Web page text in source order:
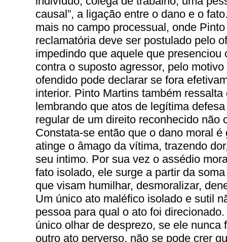
causal”, a ligação entre o dano e o
mais no campo processual, onde
reclamatória deve ser postulado pelo
impedindo que aquele que
contra o suposto agressor, pelo
ofendido pode declarar se fora
interior. Pinto Martins também ressalta
lembrando que atos de legítima
regular de um direito reconhecido
Constata-se então que o dano moral
atinge o âmago da vítima, trazendo
seu intimo. Por sua vez o assédio
fato isolado, ele surge a partir da
que visam humilhar, desmoralizar,
Um único ato maléfico isolado e sutil
pessoa para qual o ato foi
único olhar de desprezo, se ele nunca
outro ato perverso, não se pode crer